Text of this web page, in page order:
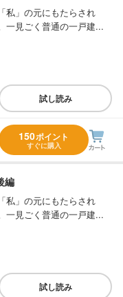
私」の元にもたらされ
一見ごく普通の一戸建...
試し読み
150ポイント
すぐに購入
編
私」の元にもたらされ
一見ごく普通の一戸建...
試し読み